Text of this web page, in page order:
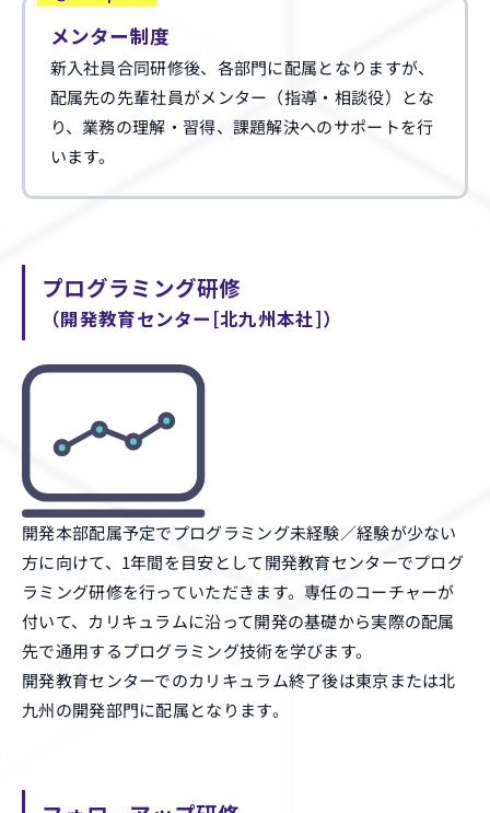
メンター制度
新入社員合同研修後、各部門に配属となりますが、
配属先の先輩社員がメンター（指導・相談役）とな
り、業務の理解・習得、課題解決へのサポートを行
います。
プログラミング研修
（開発教育センター[北九州本社]）
開発本部配属予定でプログラミング未経験／経験が少ない
方に向けて、1年間を目安として開発教育センターでプログ
ラミング研修を行っていただきます。専任のコーチャーが
付いて、カリキュラムに沿って開発の基礎から実際の配属
先で通用するプログラミング技術を学びます。
開発教育センターでのカリキュラム終了後は東京または北
九州の開発部門に配属となります。